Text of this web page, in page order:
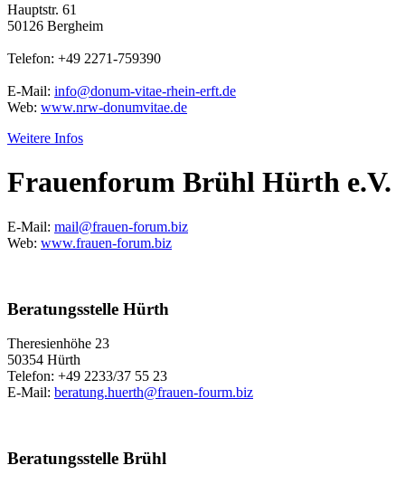
Hauptstr. 61
50126 Bergheim
Telefon: +49 2271-759390
E-Mail: info@donum-vitae-rhein-erft.de
Web: www.nrw-donumvitae.de
Weitere Infos
Frauenforum Brühl Hürth e.V.
E-Mail: mail@frauen-forum.biz
Web: www.frauen-forum.biz
Beratungsstelle Hürth
Theresienhöhe 23
50354 Hürth
Telefon: +49 2233/37 55 23
E-Mail: beratung.huerth@frauen-fourm.biz
Beratungsstelle Brühl